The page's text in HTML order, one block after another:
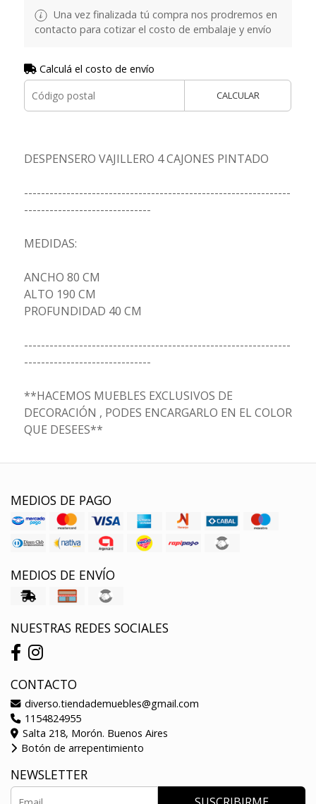
Una vez finalizada tú compra nos prodremos en
contacto para cotizar el costo de embalaje y envío
Calculá el costo de envío
CALCULAR
DESPENSERO VAJILLERO 4 CAJONES PINTADO
---------------------------------------------------------------
------------------------------
MEDIDAS:
ANCHO 80 CM
ALTO 190 CM
PROFUNDIDAD 40 CM
---------------------------------------------------------------
------------------------------
**HACEMOS MUEBLES EXCLUSIVOS DE
DECORACIÓN , PODES ENCARGARLO EN EL COLOR
QUE DESEES**
MEDIOS DE PAGO
MEDIOS DE ENVÍO
NUESTRAS REDES SOCIALES
CONTACTO
diverso.tiendademuebles@gmail.com
1154824955
Salta 218, Morón. Buenos Aires
Botón de arrepentimiento
NEWSLETTER